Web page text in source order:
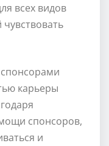
всех видов
карьеры
спонсоров,
и